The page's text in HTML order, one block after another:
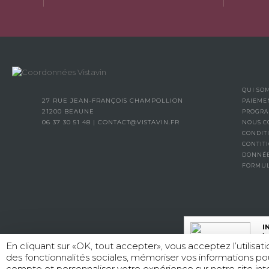
27 RUE JEAN-FRANÇOIS CHAMPOLLION
21200 BEAUNE
06 37 30 51 48 | CONTACT@VISTAVIN.FR
QUI
NOUS
En cliquant sur «OK, tout accepter», vous acceptez
des fonctionnalités sociales, mémoriser vos informations